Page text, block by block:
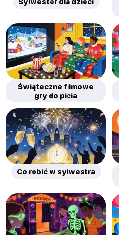
Świąteczne filmowe
gry do picia
Co robić w sylwestra